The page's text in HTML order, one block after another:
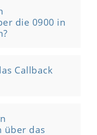
die 0900 in
Callback
über das